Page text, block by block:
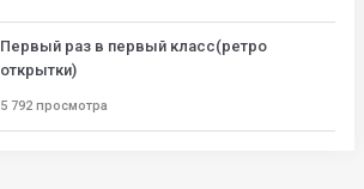
Первый раз в первый класс(ретро
открытки)
5 792 просмотра